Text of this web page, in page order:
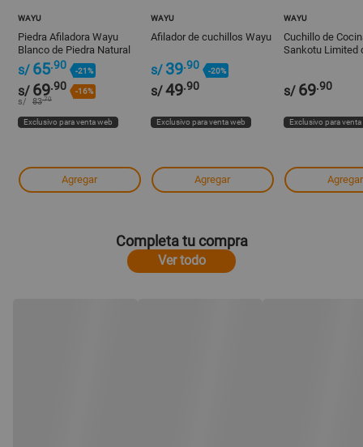
WAYU
Piedra Afiladora Wayu
Blanco de Piedra Natural
s/ 65.90 -21%
s/ 69.90 -16%
s/ 83.70
Exclusivo para venta web
Agregar
WAYU
Afilador de cuchillos Wayu
s/ 39.90 -20%
s/49.90
Exclusivo para venta web
Agregar
WAYU
Cuchillo de
Sankotu Limited
s/ 69.90
Exclusivo para
Agregar
Completa tu compra
Ver todo